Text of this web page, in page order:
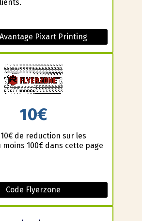
Pixart Printing
10€
de reduction sur les
moins 100€ dans cette page
Code Flyerzone